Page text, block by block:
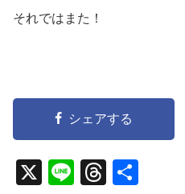
それではまた！
シェアする
X
Li
T